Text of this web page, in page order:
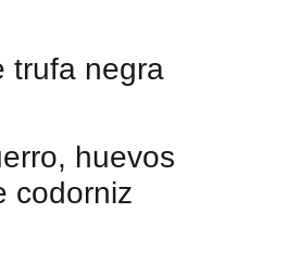
trufa negra
huevos
codorniz